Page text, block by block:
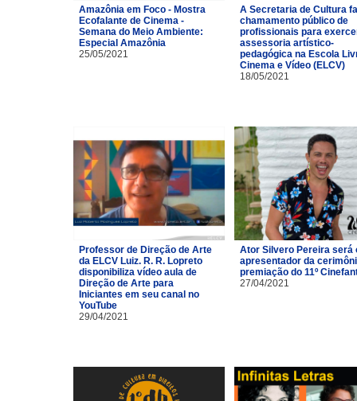
Amazônia em Foco - Mostra
Ecofalante de Cinema -
Semana do Meio Ambiente:
Especial Amazônia
25/05/2021
A Secretaria de Cultura
chamamento público de
profissionais para
assessoria artístico-
pedagógica na Escola
Cinema e Vídeo (ELCV)
18/05/2021
Professor de Direção de Arte
da ELCV Luiz. R. R. Lopreto
disponibiliza vídeo aula de
Direção de Arte para
Iniciantes em seu canal no
YouTube
29/04/2021
Ator Silvero Pereira será
apresentador da
premiação do 11º
27/04/2021